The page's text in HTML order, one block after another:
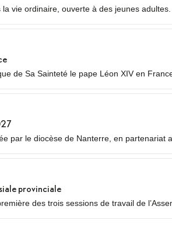
vie ordinaire, ouverte à des jeunes
de Sa Sainteté le pape Léon XIV en
par le diocèse de Nanterre, en partenariat
provinciale
des trois sessions de travail de